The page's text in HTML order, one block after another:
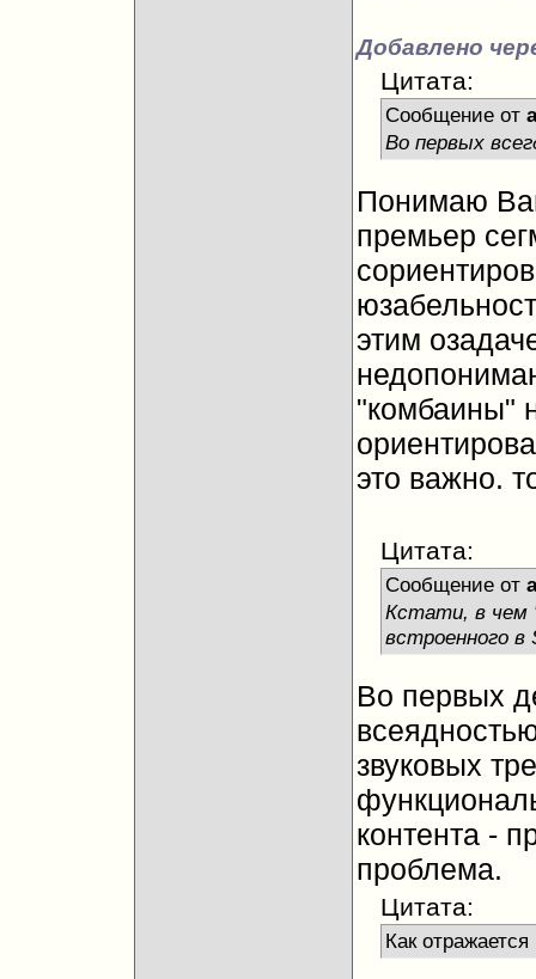
Добавлено
Цитата:
Сообщение от
Во первых
Понимаю
премьер
этим
"комбаины"
это важно.
Цитата:
Сообщение от
Кстати, в чем
встроенного в
Во первых
звуковых
контента -
проблема.
Цитата:
Как